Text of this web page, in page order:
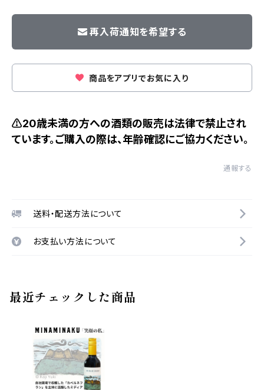
再入荷通知を希望する
商品をアプリでお気に入り
⚠20歳未満の方への酒類の販売は法律で禁止され
ています。ご購入の際は、年齢確認にご協力ください。
通報する
送料・配送方法について
お支払い方法について
最近チェックした商品